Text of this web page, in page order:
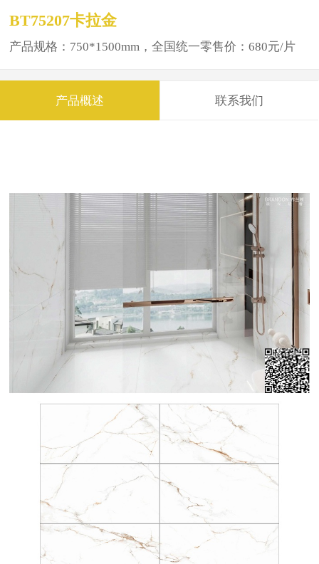
BT75207卡拉金
产品规格：750*1500mm，全国统一零售价：680元/片
产品概述 联系我们